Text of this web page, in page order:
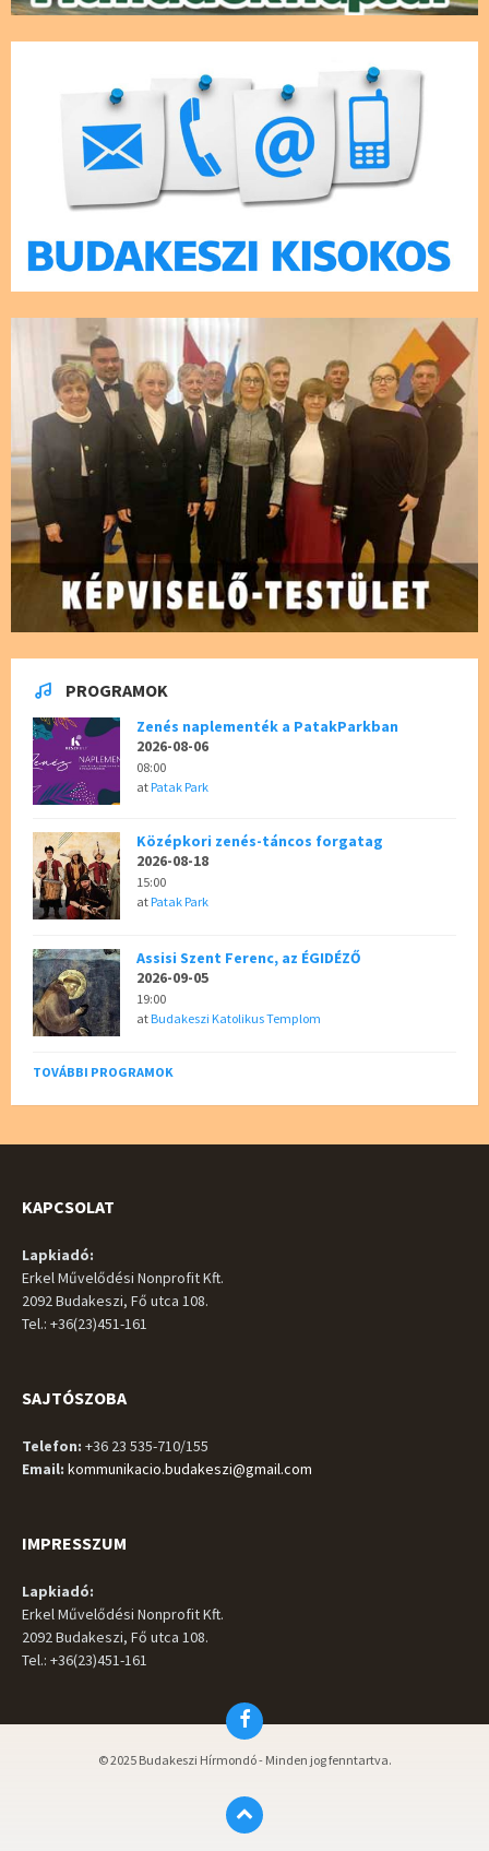
PROGRAMOK
Zenés naplementék a PatakParkban
2026-08-06
08:00
atPatak Park
Középkori zenés-táncos forgatag
2026-08-18
15:00
atPatak Park
Assisi Szent Ferenc, az ÉGIDÉZŐ
2026-09-05
19:00
atBudakeszi Katolikus Templom
TOVÁBBI PROGRAMOK
KAPCSOLAT
Lapkiadó:
Erkel Művelődési Nonprofit Kft.
2092 Budakeszi, Fő utca 108.
Tel.: +36(23)451-161
SAJTÓSZOBA
Telefon: +36 23 535-710/155
Email: kommunikacio.budakeszi@gmail.com
IMPRESSZUM
Lapkiadó:
Erkel Művelődési Nonprofit Kft.
2092 Budakeszi, Fő utca 108.
Tel.: +36(23)451-161
Facebook
© 2025 Budakeszi Hírmondó - Minden jog fenntartva.